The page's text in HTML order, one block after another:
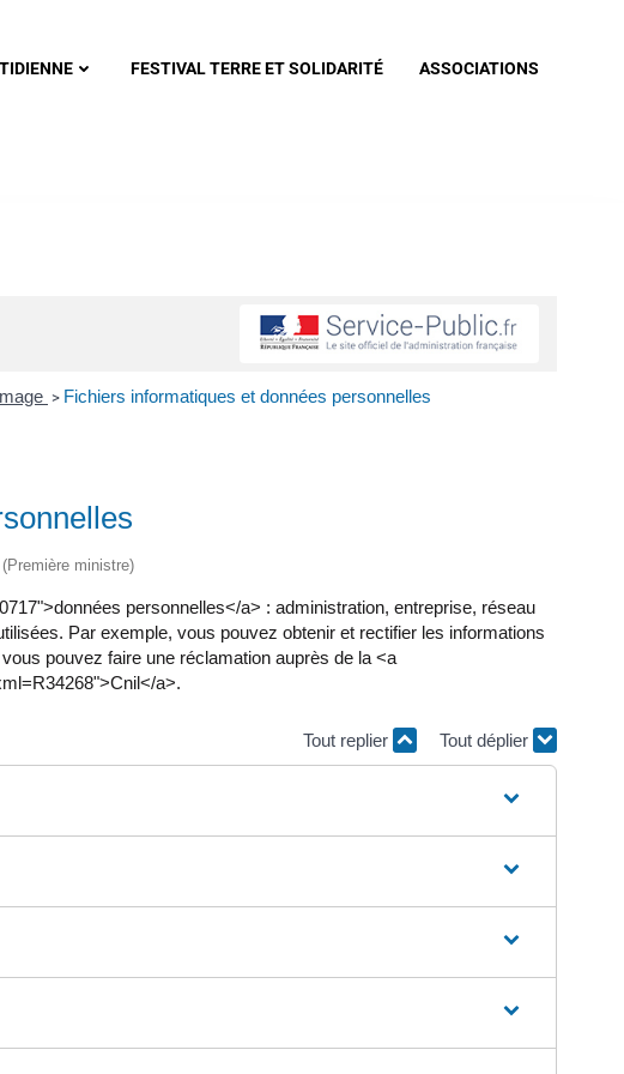
FESTIVAL TERRE ET SOLIDARITÉ ASSOCIATIONS
> Fichiers informatiques et données personnelles
ministre)
personnelles</a> : administration, entreprise, réseau
Par exemple, vous pouvez obtenir et rectifier les informations
pouvez faire une réclamation auprès de la <a
a>.
Tout replier Tout déplier